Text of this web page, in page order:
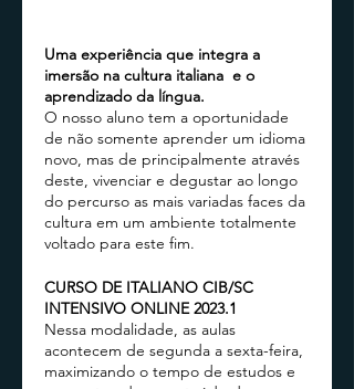
Uma experiência que integra a
imersão na cultura italiana e o
aprendizado da língua.
O nosso aluno tem a oportunidade
de não somente aprender um idioma
novo, mas de principalmente através
deste, vivenciar e degustar ao longo
do percurso as mais variadas faces da
cultura em um ambiente totalmente
voltado para este fim.
CURSO DE ITALIANO CIB/SC
INTENSIVO ONLINE 2023.1
Nessa modalidade, as aulas
acontecem de segunda a sexta-feira,
maximizando o tempo de estudos e